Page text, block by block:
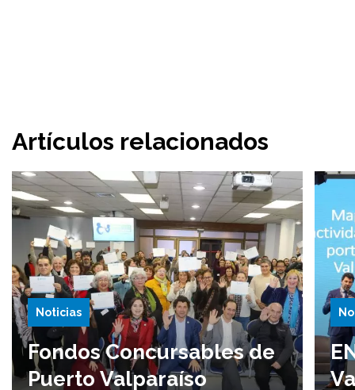
Artículos relacionados
Noticias
Fondos Concursables de
Puerto Valparaíso